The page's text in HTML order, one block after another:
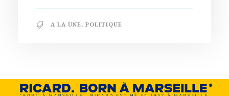
A LA UNE, POLITIQUE